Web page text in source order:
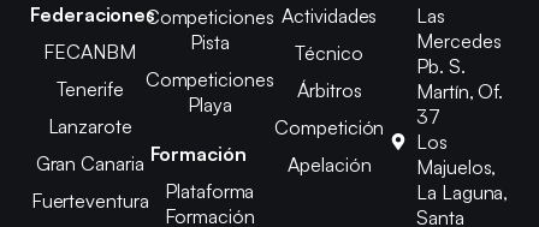
Federaciones
FECANBM
Tenerife
Lanzarote
Gran Canaria
Fuerteventura
Competiciones
Pista
Competiciones
Playa
Formación
Plataforma
Formación
Actividades
Técnico
Árbitros
Competición
Apelación
Las
Mercedes
Pb. S.
Martín, Of.
37
Los
Majuelos,
La Laguna,
Santa